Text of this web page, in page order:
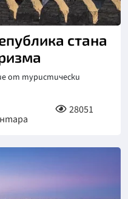
стана
от туристически
28051